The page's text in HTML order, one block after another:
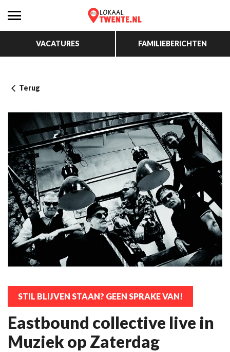
VACATURES FAMILIEBERICHTEN
Terug
STIL BLIJVEN STAAN? GEEN SPRAKE VAN!
Eastbound collective live in
Muziek op Zaterdag